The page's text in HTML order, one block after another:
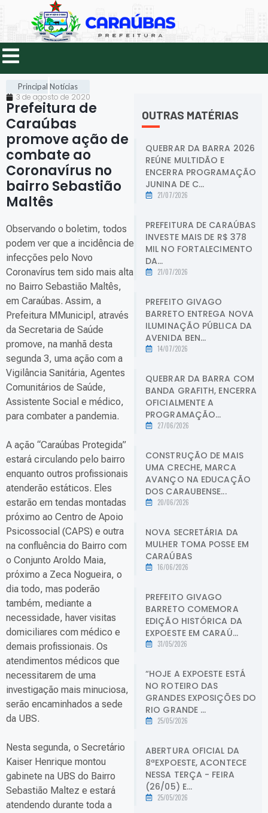
Principal Notícias
3 de agosto de 2020
Prefeitura de
Caraúbas
promove ação de
combate ao
Coronavírus no
bairro Sebastião
Maltês
Observando o boletim, todos
podem ver que a incidência de
infecções pelo Novo
Coronavírus tem sido mais alta
no Bairro Sebastião Maltês,
em Caraúbas. Assim, a
Prefeitura MMunicipl, através
da Secretaria de Saúde
promove, na manhã desta
segunda 3, uma ação com a
Vigilância Sanitária, Agentes
Comunitários de Saúde,
Assistente Social e médico,
para combater a pandemia.
A ação “Caraúbas Protegida”
estará circulando pelo bairro
enquanto outros profissionais
atenderão estáticos. Eles
estarão em tendas montadas
próximo ao Centro de Apoio
Psicossocial (CAPS) e outra
na confluência do Bairro com
o Conjunto Aroldo Maia,
próximo a Zeca Nogueira, o
dia todo, mas poderão
também, mediante a
necessidade, haver visitas
domiciliares com médico e
demais profissionais. Os
atendimentos médicos que
necessitarem de uma
investigação mais minuciosa,
serão encaminhados a sede
da UBS.
Nesta segunda, o Secretário
Kaiser Henrique montou
gabinete na UBS do Bairro
Sebastião Maltez e estará
atendendo durante toda a
OUTRAS MATÉRIAS
QUEBRAR DA BARRA 2026
REÚNE MULTIDÃO E
ENCERRA PROGRAMAÇÃO
JUNINA DE C...
21/07/2026
PREFEITURA DE CARAÚBAS
INVESTE MAIS DE R$ 378
MIL NO FORTALECIMENTO
DA...
21/07/2026
PREFEITO GIVAGO
BARRETO ENTREGA NOVA
ILUMINAÇÃO PÚBLICA DA
AVENIDA BEN...
14/07/2026
QUEBRAR DA BARRA COM
BANDA GRAFITH, ENCERRA
OFICIALMENTE A
PROGRAMAÇÃO...
27/06/2026
CONSTRUÇÃO DE MAIS
UMA CRECHE, MARCA
AVANÇO NA EDUCAÇÃO
DOS CARAUBENSE...
20/06/2026
NOVA SECRETÁRIA DA
MULHER TOMA POSSE EM
CARAÚBAS
16/06/2026
PREFEITO GIVAGO
BARRETO COMEMORA
EDIÇÃO HISTÓRICA DA
EXPOESTE EM CARAÚ...
31/05/2026
“HOJE A EXPOESTE ESTÁ
NO ROTEIRO DAS
GRANDES EXPOSIÇÕES DO
RIO GRANDE ...
25/05/2026
ABERTURA OFICIAL DA
8ªEXPOESTE, ACONTECE
NESSA TERÇA - FEIRA
(26/05) E...
25/05/2026